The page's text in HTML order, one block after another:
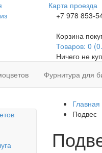
Карта проезда
+7 978 853-
Корзина
Товаров: 0
Ничего не
Фурнитура для
Главная
Подвес